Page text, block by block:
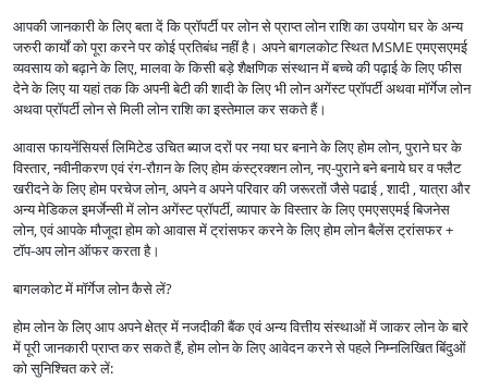
आपकी जानकारी के लिए बता दें कि प्रॉपर्टी पर लोन से प्राप्त लोन राशि का उपयोग घर के अन्य
जरुरी कार्यों को पूरा करने पर कोई प्रतिबंध नहीं है। अपने बागलकोट स्थित MSME एमएसएमई
व्यवसाय को बढ़ाने के लिए, मालवा के किसी बड़े शैक्षणिक संस्थान में बच्चे की पढ़ाई के लिए फीस
देने के लिए या यहां तक कि अपनी बेटी की शादी के लिए भी लोन अगेंस्ट प्रॉपर्टी अथवा मॉर्गेज लोन
अथवा प्रॉपर्टी लोन से मिली लोन राशि का इस्तेमाल कर सकते हैं।
आवास फायनेंसियर्स लिमिटेड उचित ब्याज दरों पर नया घर बनाने के लिए होम लोन, पुराने घर के
विस्तार, नवीनीकरण एवं रंग-रौग़न के लिए होम कंस्ट्रक्शन लोन, नए-पुराने बने बनाये घर व फ्लैट
खरीदने के लिए होम परचेज लोन, अपने व अपने परिवार की जरूरतों जैसे पढाई , शादी , यात्रा और
अन्य मेडिकल इमर्जेन्सी में लोन अगेंस्ट प्रॉपर्टी, व्यापार के विस्तार के लिए एमएसएमई बिजनेस
लोन, एवं आपके मौजूदा होम को आवास में ट्रांसफर करने के लिए होम लोन बैलेंस ट्रांसफर +
टॉप-अप लोन ऑफर करता है।
बागलकोट में मॉर्गेज लोन कैसे लें?
होम लोन के लिए आप अपने क्षेत्र में नजदीकी बैंक एवं अन्य वित्तीय संस्थाओं में जाकर लोन के बारे
में पूरी जानकारी प्राप्त कर सकते हैं, होम लोन के लिए आवेदन करने से पहले निम्नलिखित बिंदुओं
को सुनिश्चित करे लें: